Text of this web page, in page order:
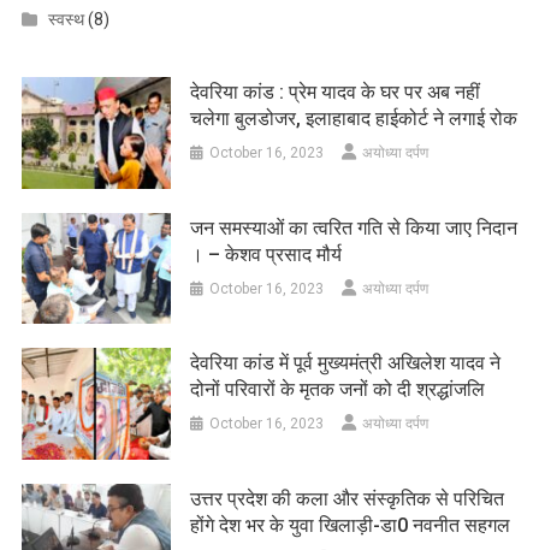
स्वस्थ(8)
देवरिया कांड : प्रेम यादव के घर पर अब नहीं
चलेगा बुलडोजर, इलाहाबाद हाईकोर्ट ने लगाई रोक
October 16, 2023 अयोध्या दर्पण
जन समस्याओं का त्वरित गति से किया जाए निदान
। – केशव प्रसाद मौर्य
October 16, 2023 अयोध्या दर्पण
देवरिया कांड में पूर्व मुख्यमंत्री अखिलेश यादव ने
दोनों परिवारों के मृतक जनों को दी श्रद्धांजलि
October 16, 2023 अयोध्या दर्पण
उत्तर प्रदेश की कला और संस्कृतिक से परिचित
होंगे देश भर के युवा खिलाड़ी-डा0 नवनीत सहगल